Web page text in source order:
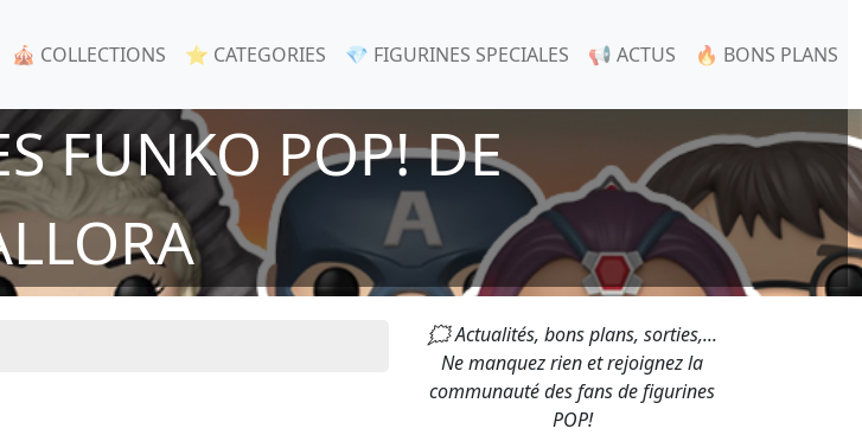
🎪 COLLECTIONS ⭐ CATEGORIES 💎 FIGURINES SPECIALES 📢 ACTUS 🔥 BONS PLANS
FUNKO POP! DE
🗯 Actualités, bons plans, sorties,...
Ne manquez rien et rejoignez la
communauté des fans de figurines
POP!